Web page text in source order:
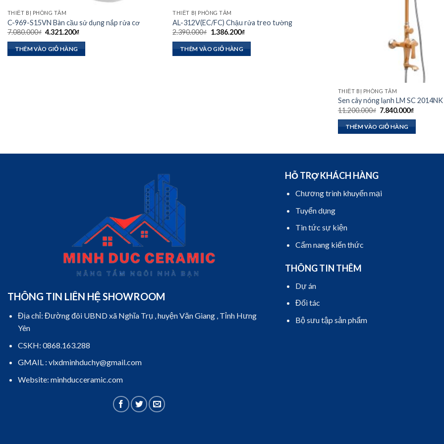
THIẾT BỊ PHÒNG TẮM
C-969-S15VN Bàn cầu sử dụng nắp rửa cơ
7.080.000₫ Giá
là:
7.080.000₫.
4.321.200₫Giá
THÊM VÀO GIỎ HÀNG
THIẾT BỊ PHÒNG TẮM
AL-312V(EC/FC) Chậu rửa treo tường
2.390.000₫ Giá
là:
2.390.000₫.
1.386.200₫Giá
THÊM VÀO GIỎ HÀNG
THIẾT BỊ PHÒNG TẮM
Sen cây nóng lạnh LM SC 2014NK
11.200.000₫ Giá
là:
11.200.000₫.
7.840.000₫Giá
THÊM VÀO GIỎ HÀNG
THÔNG TIN LIÊN HỆ SHOWROOM
Địa chỉ: Đường đôi UBND xã Nghĩa Trụ , huyện Văn Giang , Tỉnh Hưng
Yên
CSKH: 0868.163.288
GMAIL : vlxdminhduchy@gmail.com
Website: minhducceramic.com
HỖ TRỢ KHÁCH HÀNG
Chương trình khuyến mại
Tuyển dụng
Tin tức sự kiện
Cẩm nang kiến thức
THÔNG TIN THÊM
Dự án
Đối tác
Bộ sưu tập sản phẩm